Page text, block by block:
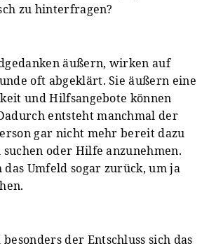
zu hinterfragen?
äußern, wirken auf
oft abgeklärt. Sie äußern eine
und Hilfsangebote können
entsteht manchmal der
gar nicht mehr bereit dazu
suchen oder Hilfe anzunehmen.
Umfeld sogar zurück, um ja
der Entschluss sich das